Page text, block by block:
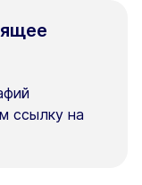
ссылку на